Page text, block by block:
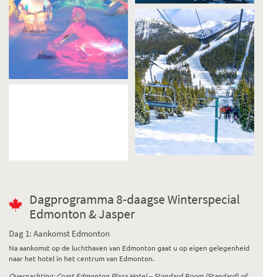
Dagprogramma 8-daagse Winterspecial
Edmonton & Jasper
Dag 1: Aankomst Edmonton
Na aankomst op de luchthaven van Edmonton gaat u op eigen gelegenheid
naar het hotel in het centrum van Edmonton.